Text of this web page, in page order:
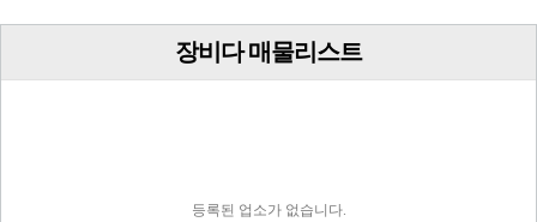
장비다 매물리스트
등록된 업소가 없습니다.